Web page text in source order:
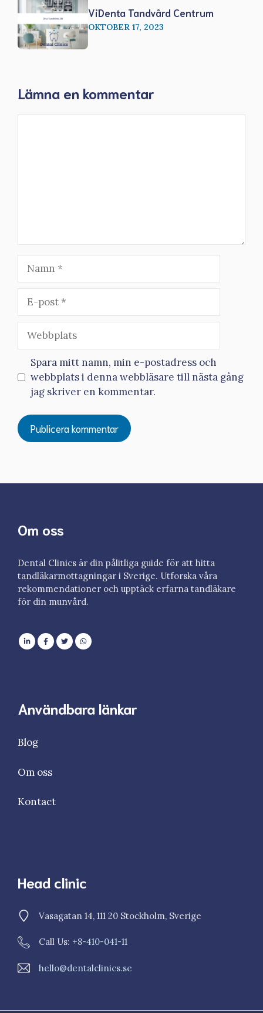
ViDenta Tandvård Centrum
OKTOBER 17, 2023
Lämna en kommentar
post
Webbplats
Spara mitt namn, min e-postadress och
webbplats i denna webbläsare till nästa gång
jag skriver en kommentar.
Om oss
Dental Clinics är din pålitliga guide för att hitta
tandläkarmottagningar i Sverige. Utforska våra
rekommendationer och upptäck erfarna tandläkare
för din munvård.
Användbara länkar
Blog
Om oss
Kontact
Head clinic
Vasagatan 14, 111 20 Stockholm, Sverige
Call Us: +8-410-041-11
hello@dentalclinics.se